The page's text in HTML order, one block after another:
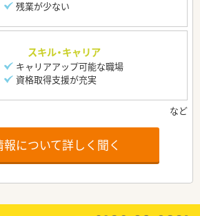
残業が少ない
スキル・キャリア
キャリアアップ可能な職場
資格取得支援が充実
について詳しく聞く